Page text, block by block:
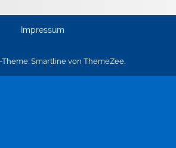
Impressum
Smartline von ThemeZee.